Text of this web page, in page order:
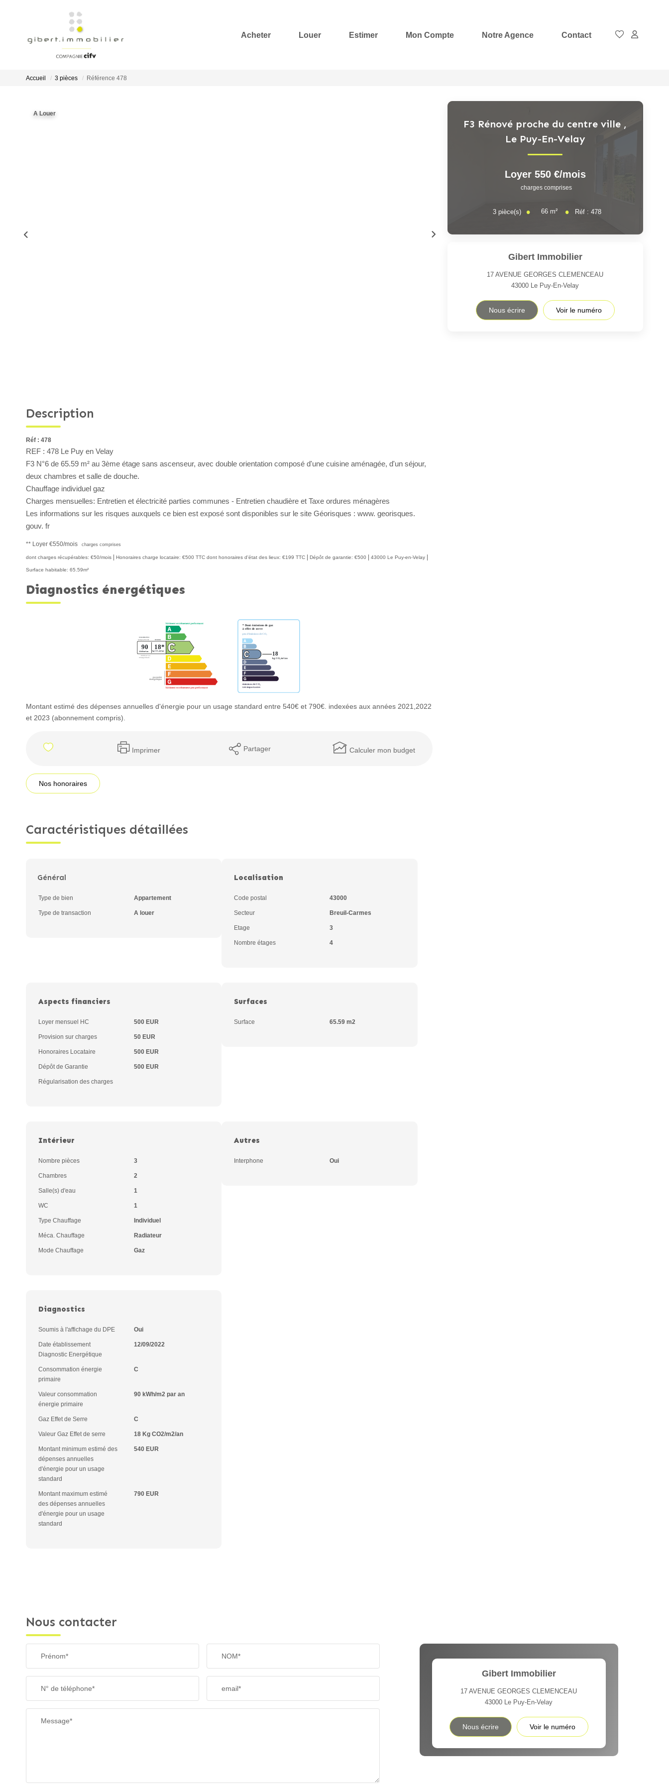
Acheter Louer Estimer Mon Compte Notre Agence Contact
Accueil 3 pièces Référence 478
A Louer
Description
Réf : 478
REF : 478 Le Puy en Velay
F3 N°6 de 65.59 m² au 3ème étage sans ascenseur, avec double orientation composé d'une cuisine aménagée, d'un séjour,
deux chambres et salle de douche.
Chauffage individuel gaz
Charges mensuelles: Entretien et électricité parties communes - Entretien chaudière et Taxe ordures ménagères
Les informations sur les risques auxquels ce bien est exposé sont disponibles sur le site Géorisques : www. georisques.
gouv. fr
** Loyer €550/mois charges comprises
dont charges récupérables: €50/mois Honoraires charge locataire: €500 TTC dont honoraires d'état des lieux: €199 TTC Dépôt de garantie: €500 43000 Le Puy-en-Velay
Surface habitable: 65.59m²
Diagnostics énergétiques
Montant estimé des dépenses annuelles d'énergie pour un usage standard entre 540€ et 790€. indexées aux années 2021,2022
et 2023 (abonnement compris).
Imprimer Partager Calculer mon budget
Nos honoraires
Caractéristiques détaillées
Général
Type de bien Appartement
Type de transaction A louer
Localisation
Code postal 43000
Secteur Breuil-Carmes
Etage 3
Nombre étages 4
Aspects financiers
Loyer mensuel HC 500 EUR
Provision sur charges 50 EUR
Honoraires Locataire 500 EUR
Dépôt de Garantie 500 EUR
Régularisation des charges
Surfaces
Surface 65.59 m2
Intérieur
Nombre pièces 3
Chambres 2
Salle(s) d'eau 1
WC 1
Type Chauffage Individuel
Méca. Chauffage Radiateur
Mode Chauffage Gaz
Autres
Interphone Oui
Diagnostics
Soumis à l'affichage du DPE Oui
Date établissement
Diagnostic Energétique
12/09/2022
Consommation énergie
primaire
C
Valeur consommation
énergie primaire
90 kWh/m2 par an
Gaz Effet de Serre C
Valeur Gaz Effet de serre 18 Kg CO2/m2/an
Montant minimum estimé des
dépenses annuelles
d'énergie pour un usage
standard
540 EUR
Montant maximum estimé
des dépenses annuelles
d'énergie pour un usage
standard
790 EUR
F3 Rénové proche du centre ville ,
Le Puy-En-Velay
Loyer 550 €/mois
charges comprises
3 pièce(s) 66 m² Réf :478
Gibert Immobilier
17 AVENUE GEORGES CLEMENCEAU
43000 Le Puy-En-Velay
Nous écrire Voir le numéro
Nous contacter
Prénom* NOM*
N° de téléphone* email*
Message*
Gibert Immobilier
17 AVENUE GEORGES CLEMENCEAU
43000 Le Puy-En-Velay
Nous écrire Voir le numéro